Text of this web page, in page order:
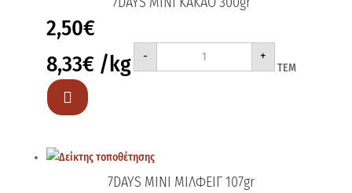
2,50€
8,33€ /kg -
7DAYS
ΚΑΚΑΟ
+
ΤΕΜ

7DAYS MINI ΜΙΛΦΕΙΓ 107gr